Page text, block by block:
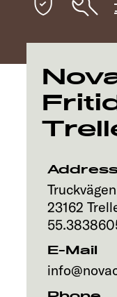
Ontdek
Service
23162
E-Mail